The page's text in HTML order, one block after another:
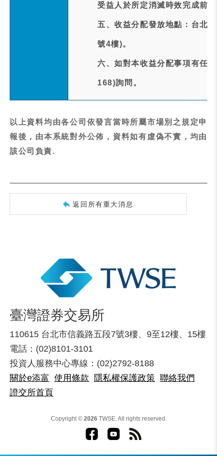
受益人於所定消滅時效完成前
五、收益分配發放地點：台北
號4樓)。
六、如對本收益分配事項有任
168)詢問。
以上資料均由各公司依發言當時所屬市場別之規定申
報後，由本系統對外公佈，資料如有虛偽不實，均由
該公司負責.
返回所有重大消息
臺灣證券交易所
110615 台北市信義路五段7號3樓、9至12樓、15樓
電話：(02)8101-3101
投資人服務中心專線：(02)2792-8188
關於e添富 使用條款 隱私權保護政策 聯絡我們
證交所首頁
Copyright © 2026TWSE. All rights reserved.